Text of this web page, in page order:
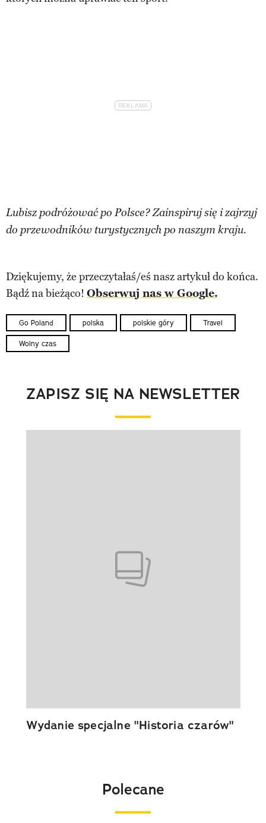
Lubisz podróżować po Polsce? Zainspiruj się i zajrzyj
do przewodników turystycznych po naszym kraju.
Dziękujemy, że przeczytałaś/eś nasz artykuł do końca.
Bądź na bieżąco! Obserwuj nas w Google.
Go Poland polska polskie góry Travel
Wolny czas
ZAPISZ SIĘ NA NEWSLETTER
Wydanie specjalne "Historia czarów"
Polecane